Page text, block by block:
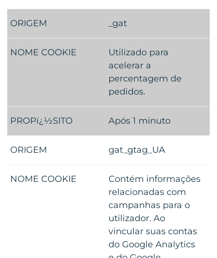
_gat
Utilizado para
acelerar a
percentagem de
pedidos.
Após 1 minuto
gat_gtag_UA
Contém informações
relacionadas com
campanhas para o
utilizador. Ao
vincular suas contas
do Google Analytics